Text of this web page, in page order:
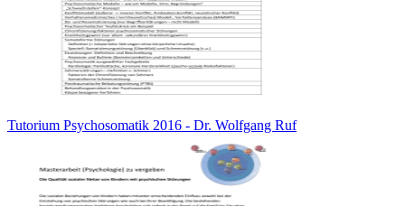
Tutorium Psychosomatik 2016 - Dr. Wolfgang Ruf